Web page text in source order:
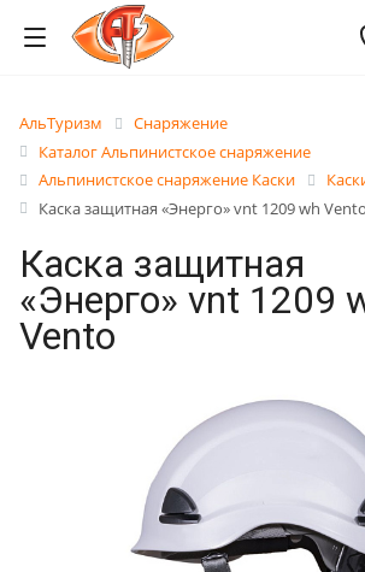
АльТуризм
Снаряжение
Каталог Альпинистское снаряжение
Альпинистское снаряжение Каски
Каска защитная «Энерго» vnt 1209 wh Vento
Каска защитная
«Энерго» vnt 1209
Vento